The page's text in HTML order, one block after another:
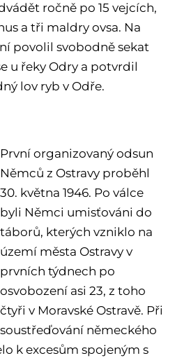
ročně po 15 vejcích,
a tři maldry ovsa. Na
povolil svobodně sekat
u řeky Odry a potvrdil
lov ryb v Odře.
První organizovaný odsun
Němců z Ostravy proběhl
30. května 1946. Po válce
byli Němci umisťováni do
táborů, kterých vzniklo na
území města Ostravy v
prvních týdnech po
osvobození asi 23, z toho
čtyři v Moravské Ostravě. Při
soustřeďování německého
k excesům spojeným s